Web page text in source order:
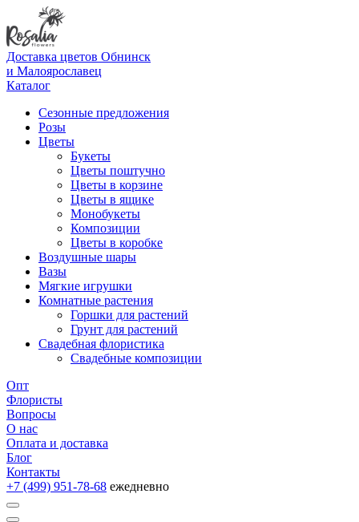
Доставка цветов Обнинск
и Малоярославец
Каталог
Сезонные предложения
Розы
Цветы
Букеты
Цветы поштучно
Цветы в корзине
Цветы в ящике
Монобукеты
Композиции
Цветы в коробке
Воздушные шары
Вазы
Мягкие игрушки
Комнатные растения
Горшки для растений
Грунт для растений
Свадебная флористика
Свадебные композиции
Опт
Флористы
Вопросы
О нас
Оплата и доставка
Блог
Контакты
+7 (499) 951-78-68 ежедневно